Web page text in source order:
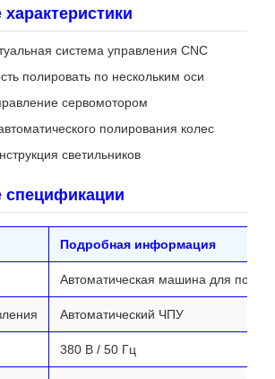
характеристики
система управления CNC
полировать по нескольким оси
сервомотором
полирования колес
светильников
спецификации
Подробная информация
Автоматическая машина для
Автоматический ЧПУ
380 В / 50 Гц